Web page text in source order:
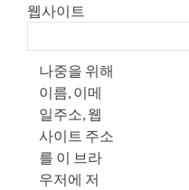
웹사이트
나중을 위해
이름, 이메
일주소, 웹
사이트 주소
를 이 브라
우저에 저